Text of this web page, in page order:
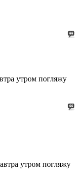
утром погляжу
утром погляжу